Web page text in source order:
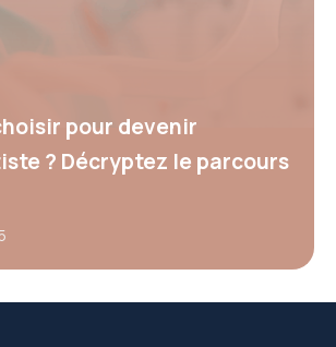
pour devenir
? Décryptez le parcours